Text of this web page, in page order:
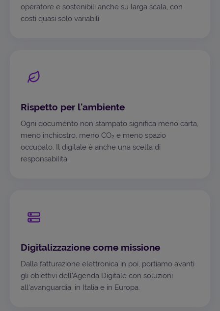
operatore e sostenibili anche su larga scala, con
costi quasi solo variabili.
Rispetto per l'ambiente
Ogni documento non stampato significa meno carta,
meno inchiostro, meno CO₂ e meno spazio
occupato. Il digitale è anche una scelta di
responsabilità.
Digitalizzazione come missione
Dalla fatturazione elettronica in poi, portiamo avanti
gli obiettivi dell'Agenda Digitale con soluzioni
all'avanguardia, in Italia e in Europa.